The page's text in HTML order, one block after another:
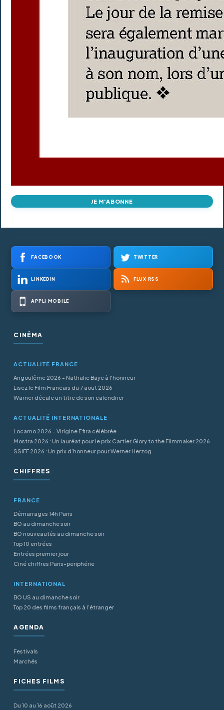
JE M'ABONNE
FACEBOOK TWITTER
LINKEDIN FLUX RSS
APPLI MOBILE
CINÉMA
ACTUALITÉ FRANCE
Angoulême 2026 - Nathalie Baye à l'honneur
Lisez le Film Francais du 7 aout 2026
Warner décale un titre de son calendrier
ACTUALITÉ INTERNATIONALE
Locarno 2026 - Virigine Efira célébrée
Mostra 2026 : Un lauréat pour le prix Cartier Glory to the Filmmaker 2026
SSIFF 2026 : Un prix d’honneur pour Werner Herzog
CHIFFRES
FRANCE
Démarrages 14h Paris
BO au dimanche soir
BO nouveautés au dimanche soir
Top 10 entrées
Entrées premier jour
Ciné chiffres Paris-periphérie
INTERNATIONAL
BO US au dimanche soir
Top 20 des films français à l’étranger
AGENDA
Festivals
Marchés
FICHES FILMS
Du 10 au 16 août 2026